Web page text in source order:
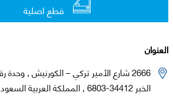
قطع اصلية
العنوان
2666 شارع الأمير تركي – الكورنيش , وحدة رقم 102
الخبر 34412-6803 , المملكة العربية السعودية